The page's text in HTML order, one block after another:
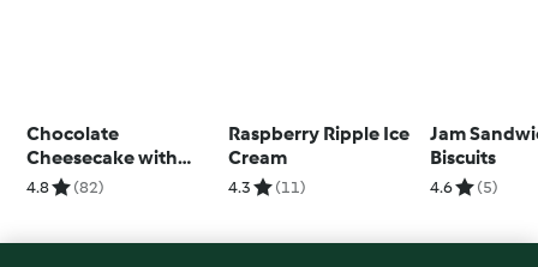
Chocolate
Cheesecake with
Marshmallow
4.8 (82)
Raspberry Ripple Ice
Cream
4.3 (11)
Jam
Biscuits
4.6 (5)